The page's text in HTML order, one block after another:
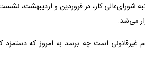
شورای‌عالی کار، در فروردین و اردیبهشت، نشست
می‌شد.
است چه برسد به امروز که دستمزد